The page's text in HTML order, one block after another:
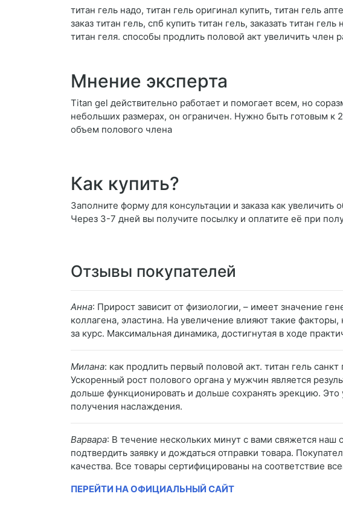
титан гель надо, титан гель оригинал купить, титан гель
заказ титан гель, спб купить титан гель, заказать титан
титан геля. способы продлить половой акт увеличить
Мнение эксперта
Titan gel действительно работает и помогает всем, но
небольших размерах, он ограничен. Нужно быть готовым к
объем полового члена
Как купить?
Заполните форму для консультации и заказа как
Через 3-7 дней вы получите посылку и оплатите её при
Отзывы покупателей
Анна: Прирост зависит от физиологии, – имеет значение
коллагена, эластина. На увеличение влияют такие
за курс. Максимальная динамика, достигнутая в ходе
Милана: как продлить первый половой акт. титан гель
Ускоренный рост полового органа у мужчин является
дольше функционировать и дольше сохранять эрекцию.
получения наслаждения.
Варвара: В течение нескольких минут с вами свяжется
подтвердить заявку и дождаться отправки товара.
качества. Все товары сертифицированы на соответствие
ПЕРЕЙТИ НА ОФИЦИАЛЬНЫЙ САЙТ